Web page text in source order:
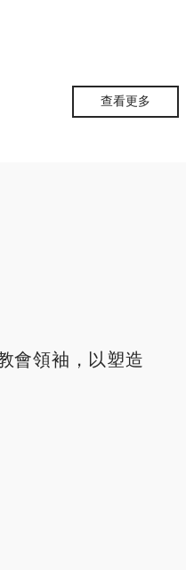
查看更多
會領袖，以塑造